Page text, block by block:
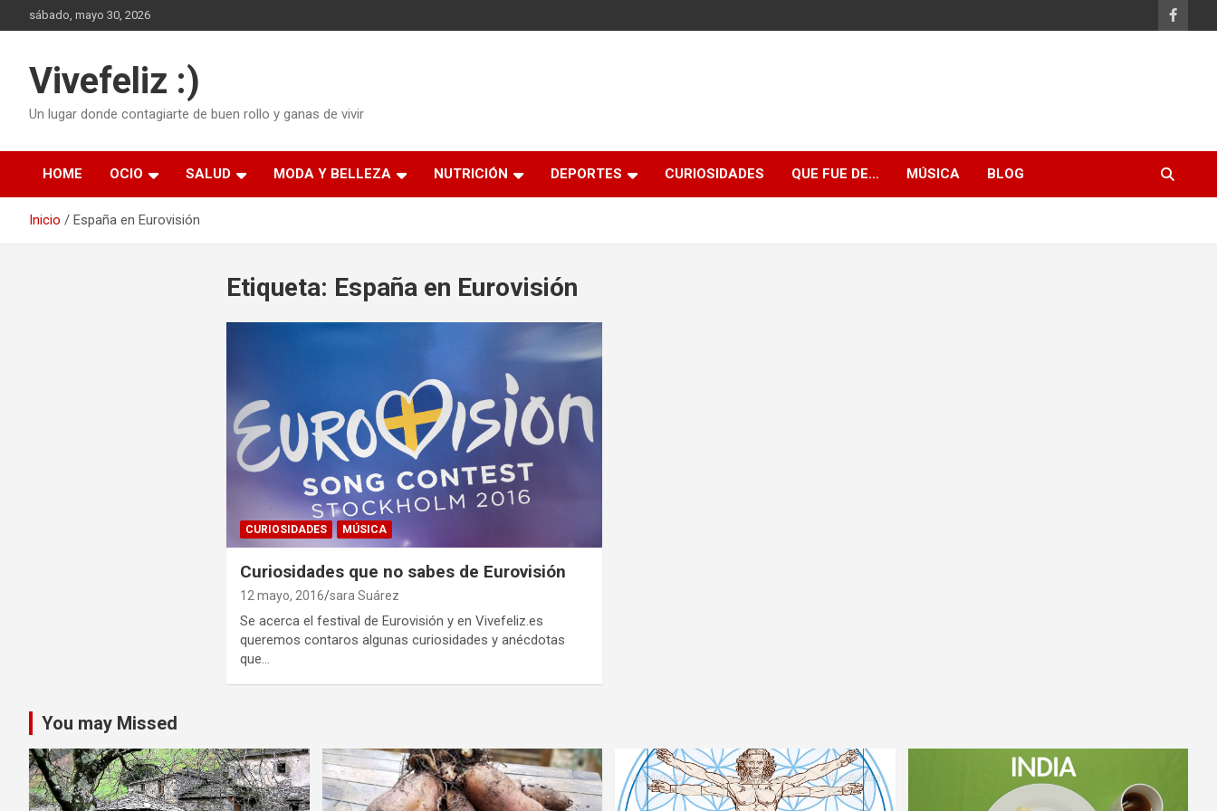
al
sábado, mayo 30, 2026
Vivefeliz :)
Un lugar donde contagiarte de buen rollo y ganas de vivir
HOME OCIO SALUD MODA Y BELLEZA NUTRICIÓN DEPORTES CURIOSIDADES QUE FUE DE… MÚSICA BLOG
Inicio España en Eurovisión
Etiqueta: España en Eurovisión
CURIOSIDADES MÚSICA
Curiosidades que no sabes de Eurovisión
12 mayo, 2016 sara Suárez
Se acerca el festival de Eurovisión y en Vivefeliz.es
queremos contaros algunas curiosidades y anécdotas
que…
You may Missed